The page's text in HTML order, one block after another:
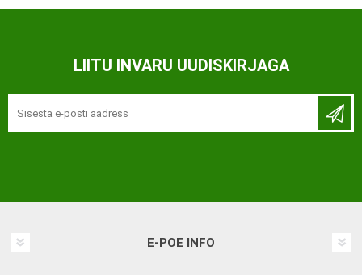
LIITU INVARU UUDISKIRJAGA
E-POE INFO